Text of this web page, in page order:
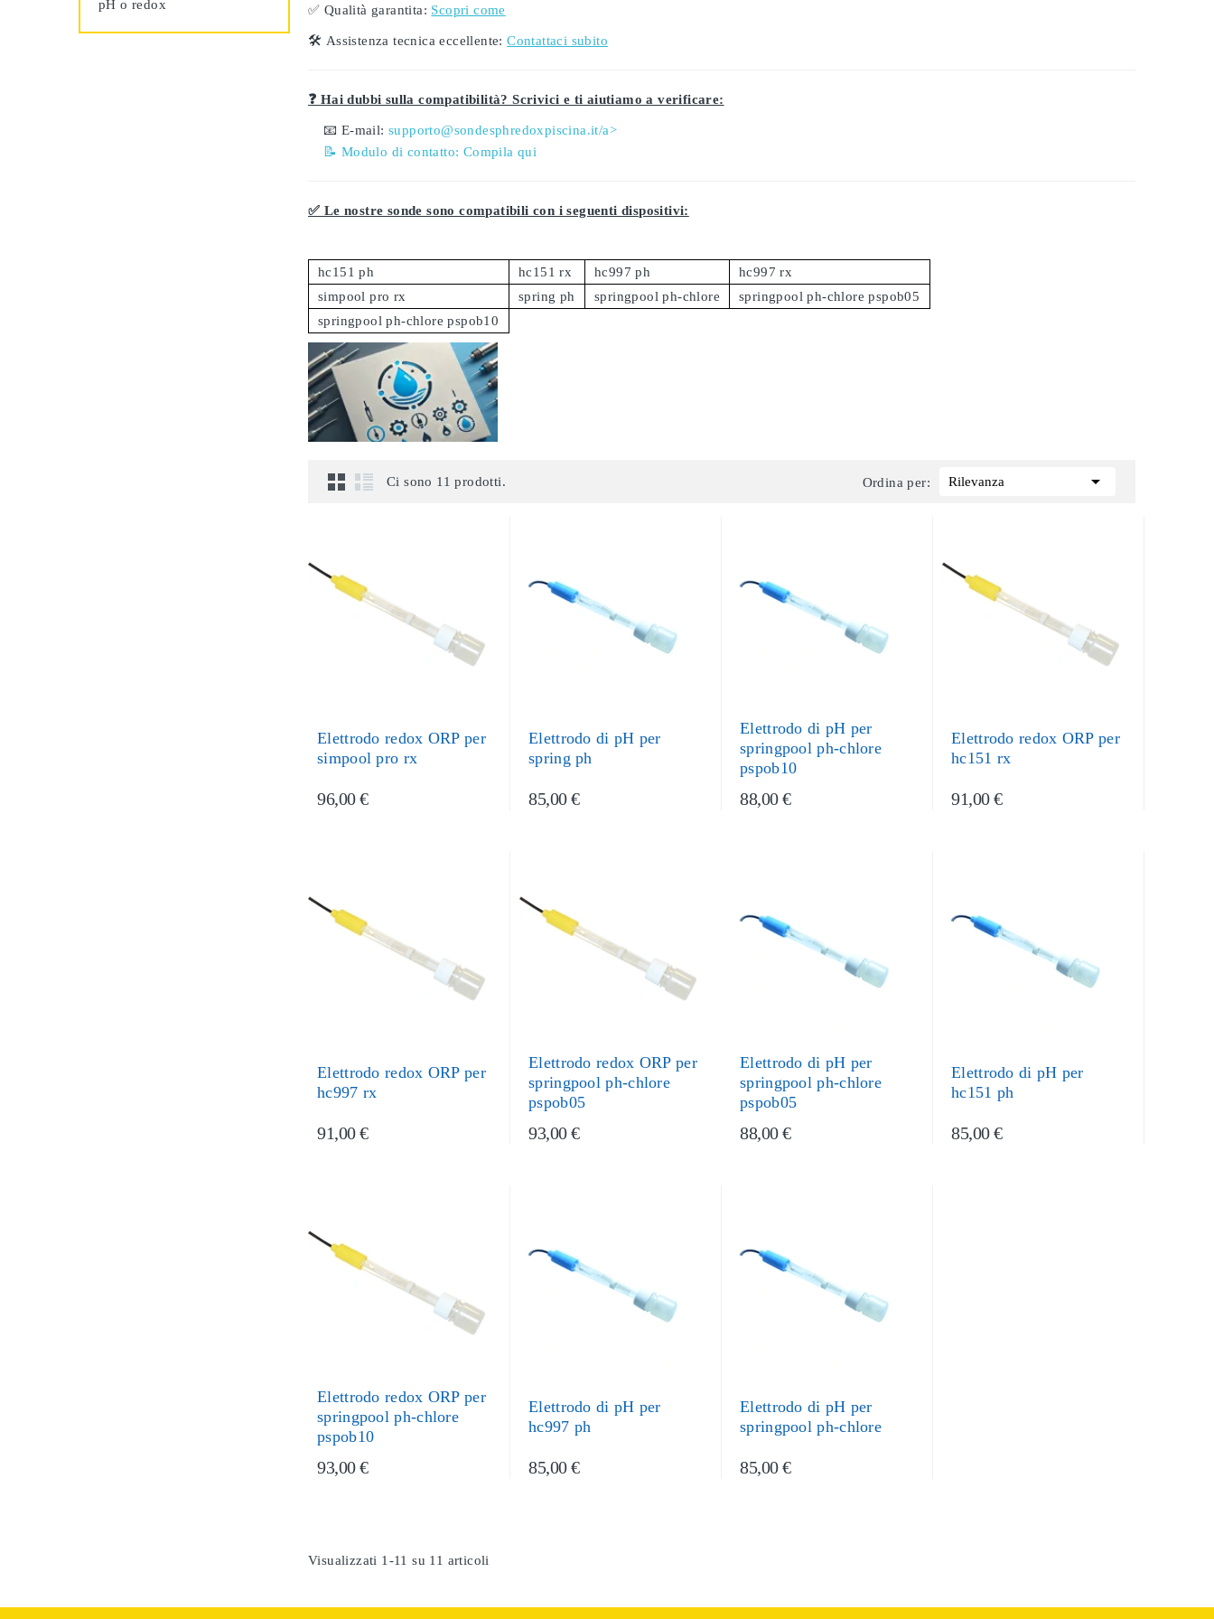
pH o redox ✅ Qualità garantita: Scopri come
🛠️ Assistenza tecnica eccellente: Contattaci subito
❓ Hai dubbi sulla compatibilità? Scrivici e ti aiutiamo a verificare:
📧 E-mail:supporto@sondesphredoxpiscina.it/a>
📝 Modulo di contatto: Compila qui
✅ Le nostre sonde sono compatibili con i seguenti dispositivi:
hc151 ph hc151 rx hc997 ph
hc997 rx
simpool pro rx
spring ph springpool ph-chlore
springpool ph-chlore pspob05
springpool ph-chlore pspob10
Ci sono 11 prodotti. Ordina per: Rilevanza 
Elettrodo redox ORP per
simpool pro rx
96,00 €
Elettrodo di pH per
spring ph
85,00 €
Elettrodo di pH per
springpool ph-chlore
pspob10
88,00 €
Elettrodo redox ORP per
hc151 rx
91,00 €
Elettrodo redox ORP per
hc997 rx
91,00 €
Elettrodo redox ORP per
springpool ph-chlore
pspob05
93,00 €
Elettrodo di pH per
springpool ph-chlore
pspob05
88,00 €
Elettrodo di pH per
hc151 ph
85,00 €
Elettrodo redox ORP per
springpool ph-chlore
pspob10
93,00 €
Elettrodo di pH per
hc997 ph
85,00 €
Elettrodo di pH per
springpool ph-chlore
85,00 €
Visualizzati 1-11 su 11 articoli